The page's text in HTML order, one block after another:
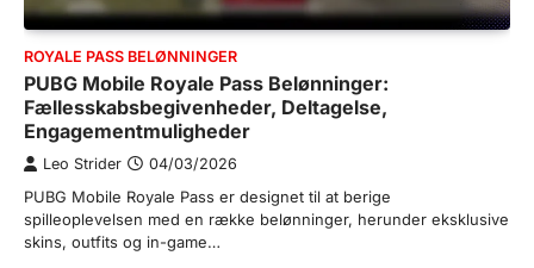
ROYALE PASS BELØNNINGER
PUBG Mobile Royale Pass Belønninger:
Fællesskabsbegivenheder, Deltagelse,
Engagementmuligheder
Leo Strider 04/03/2026
PUBG Mobile Royale Pass er designet til at berige
spilleoplevelsen med en række belønninger, herunder eksklusive
skins, outfits og in-game…